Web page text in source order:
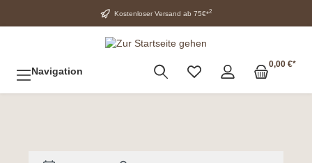
Kostenloser Versand ab 75€*2
Navigation
0,00 €*